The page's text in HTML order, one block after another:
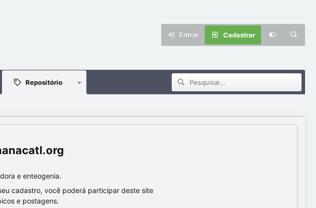
Entrar Cadastrar
Repositório
e enteogenia.
cadastro, você poderá participar deste site
e postagens.